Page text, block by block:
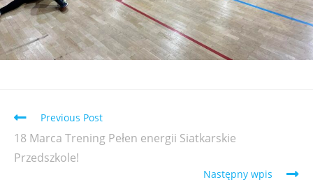
Previous Post
18 Marca Trening Pełen energii Siatkarskie
Przedszkole!
Następny wpis